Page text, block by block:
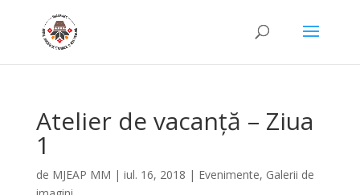
Atelier de vacanță – Ziua
1
de MJEAP MM | iul. 16, 2018 | Evenimente, Galerii de